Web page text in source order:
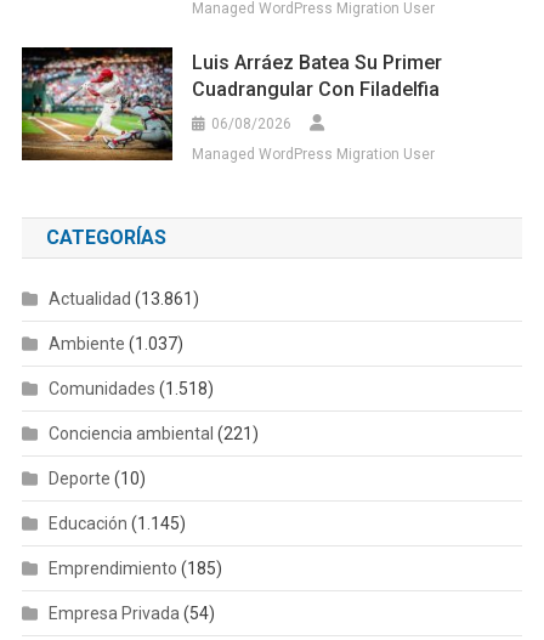
Managed WordPress Migration User
Luis Arráez Batea Su Primer
Cuadrangular Con Filadelfia
06/08/2026
Managed WordPress Migration User
CATEGORÍAS
Actualidad (13.861)
Ambiente (1.037)
Comunidades (1.518)
Conciencia ambiental (221)
Deporte (10)
Educación (1.145)
Emprendimiento (185)
Empresa Privada (54)